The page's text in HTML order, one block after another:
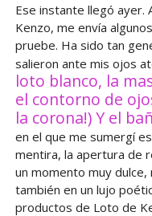
Ese instante llegó ayer.
Kenzo, me envía
pruebe. Ha sido tan
salieron ante mis ojos
loto blanco, la
el contorno de
la corona!) Y el
en el que me sumergí
mentira, la apertura de
un momento muy
también en un lujo
productos de Loto de